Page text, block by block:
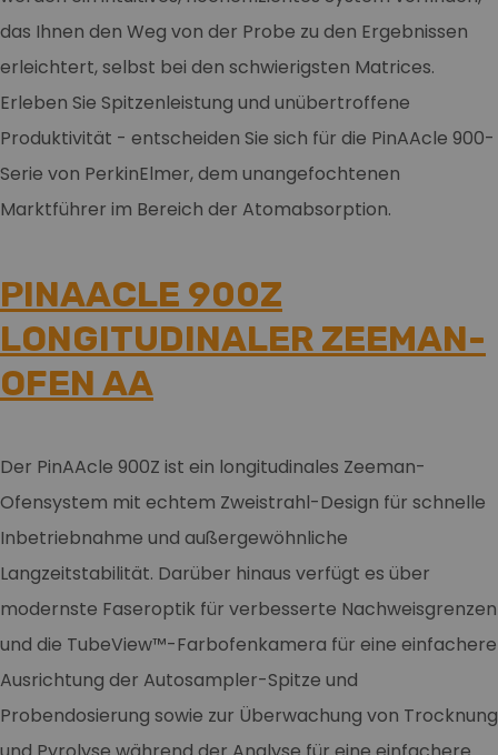
das Ihnen den Weg von der Probe zu den Ergebnissen
erleichtert, selbst bei den schwierigsten Matrices.
Erleben Sie Spitzenleistung und unübertroffene
Produktivität - entscheiden Sie sich für die PinAAcle 900-
Serie von PerkinElmer, dem unangefochtenen
Marktführer im Bereich der Atomabsorption.
PINAACLE 900Z
LONGITUDINALER ZEEMAN-
OFEN AA
Der PinAAcle 900Z ist ein longitudinales Zeeman-
Ofensystem mit echtem Zweistrahl-Design für schnelle
Inbetriebnahme und außergewöhnliche
Langzeitstabilität. Darüber hinaus verfügt es über
modernste Faseroptik für verbesserte Nachweisgrenzen
und die TubeView™-Farbofenkamera für eine einfachere
Ausrichtung der Autosampler-Spitze und
Probendosierung sowie zur Überwachung von Trocknung